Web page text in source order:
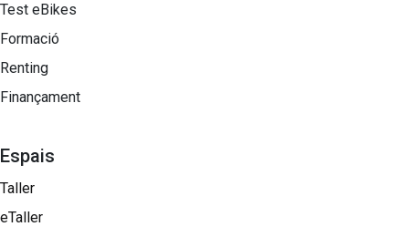
Test eBikes
Formació
Renting
Finançament
Espais
Taller
eTaller